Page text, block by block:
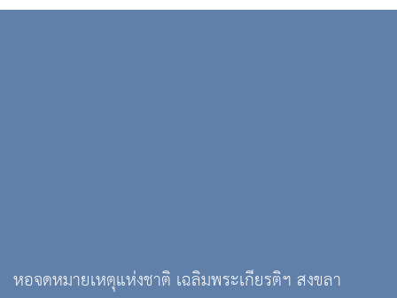
หอจดหมายเหตุแห่งชาติ เฉลิมพระเกียรติฯ สงขลา